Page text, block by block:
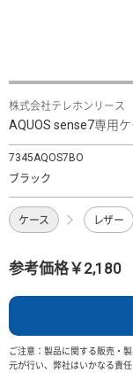
株式会社テレホンリース
AQUOS sense7専用
7345AQOS7BO
ブラック
ケース レザー
参考価格￥2,180
ご注意：製品に関する販売・
元が行い、弊社はいかなる責